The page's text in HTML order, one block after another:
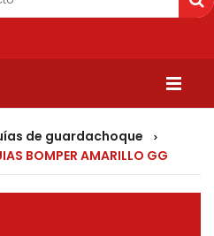
de guardachoque >
BOMPER AMARILLO GG